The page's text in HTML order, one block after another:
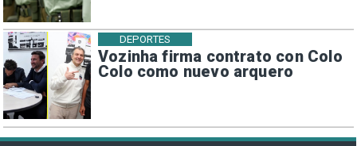
Vozinha firma contrato con Colo
Colo como nuevo arquero
DEPORTES